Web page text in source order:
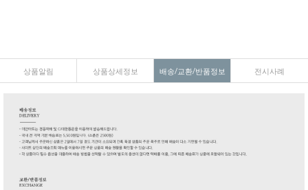
상품알림 상품상세정보 배송/교환/반품정보 전시사례